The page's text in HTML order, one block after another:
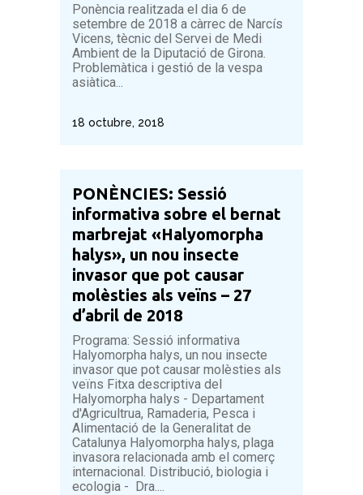
Ponència realitzada el dia 6 de
setembre de 2018 a càrrec de Narcís
Vicens, tècnic del Servei de Medi
Ambient de la Diputació de Girona.
Problemàtica i gestió de la vespa
asiàtica...
18 octubre, 2018
PONÈNCIES: Sessió
informativa sobre el bernat
marbrejat «Halyomorpha
halys», un nou insecte
invasor que pot causar
molèsties als veïns – 27
d’abril de 2018
Programa: Sessió informativa
Halyomorpha halys, un nou insecte
invasor que pot causar molèsties als
veïns Fitxa descriptiva del
Halyomorpha halys - Departament
d'Agricultrua, Ramaderia, Pesca i
Alimentació de la Generalitat de
Catalunya Halyomorpha halys, plaga
invasora relacionada amb el comerç
internacional. Distribució, biologia i
ecologia - Dra....